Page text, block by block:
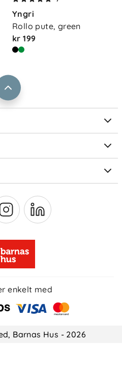
Yngri
Rollo pute, green
kr 199
enkelt med
Barnas Hus - 2026